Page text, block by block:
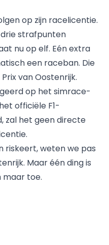
op zijn racelicentie.
strafpunten
nu op elf. Eén extra
een raceban. Die
van Oostenrijk.
op het simrace-
officiële F1-
zal het geen directe
riskeert, weten we pas
Maar één ding is
maar toe.